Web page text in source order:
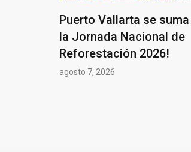
Puerto Vallarta se suma
la Jornada Nacional de
Reforestación 2026!
agosto 7, 2026